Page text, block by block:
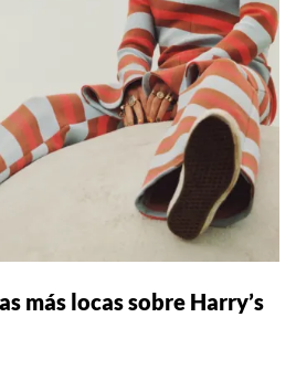
más locas sobre Harry’s